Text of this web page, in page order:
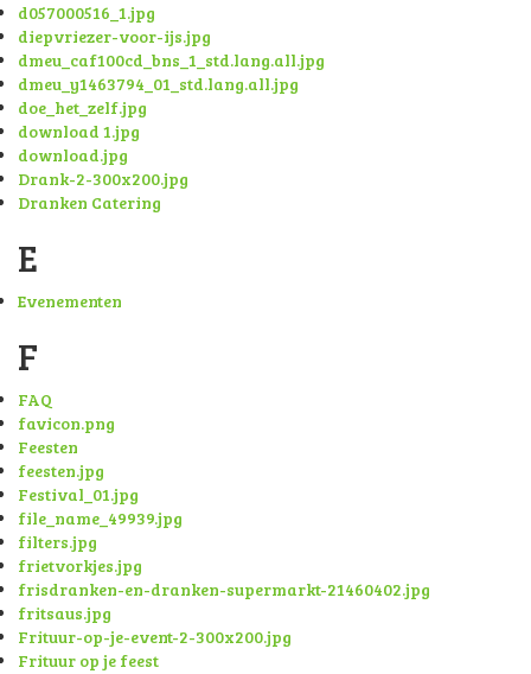
d057000516_1.jpg
diepvriezer-voor-ijs.jpg
dmeu_caf100cd_bns_1_std.lang.all.jpg
dmeu_y1463794_01_std.lang.all.jpg
doe_het_zelf.jpg
download 1.jpg
download.jpg
Drank-2-300x200.jpg
Dranken Catering
E
Evenementen
F
FAQ
favicon.png
Feesten
feesten.jpg
Festival_01.jpg
file_name_49939.jpg
filters.jpg
frietvorkjes.jpg
frisdranken-en-dranken-supermarkt-21460402.jpg
fritsaus.jpg
Frituur-op-je-event-2-300x200.jpg
Frituur op je feest